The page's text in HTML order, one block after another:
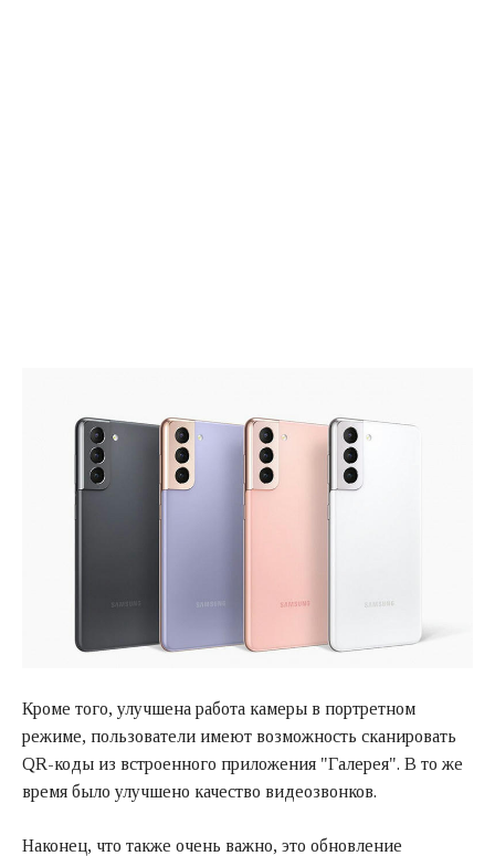
Кроме того, улучшена работа камеры в портретном
режиме, пользователи имеют возможность сканировать
QR-коды из встроенного приложения "Галерея". В то же
время было улучшено качество видеозвонков.
Наконец, что также очень важно, это обновление